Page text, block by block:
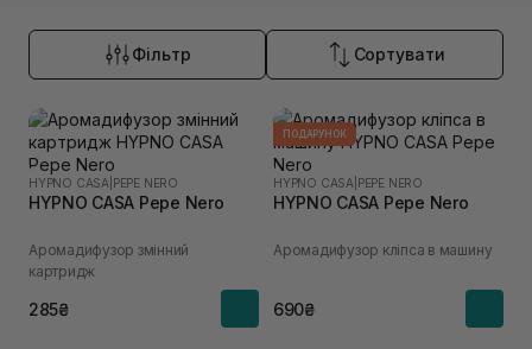
Фільтр Сортувати
HYPNO CASA PEPE NERO
HYPNO CASA Pepe Nero
Аромадифузор змінний
картридж
285₴
ПОДАРУНОК
HYPNO CASA PEPE NERO
HYPNO CASA Pepe Nero
Аромадифузор кліпса в машину
690₴